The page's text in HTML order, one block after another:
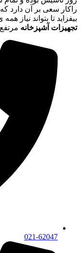
راکار سعی بر آن دارد
بیفزاید تا بتواند نیاز
تجهیزات آشپزخانه
021-62047